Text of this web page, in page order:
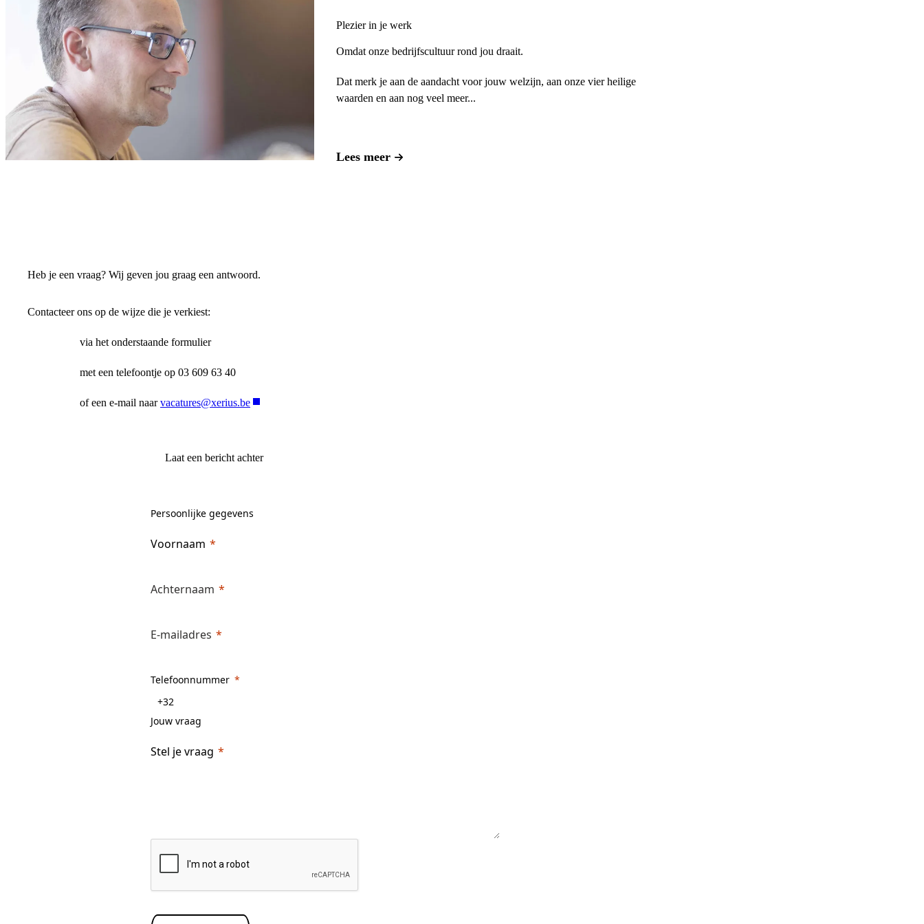
Plezier in je werk
Omdat onze bedrijfscultuur rond jou draait.
Dat merk je aan de aandacht voor jouw welzijn, aan onze vier heilige
waarden en aan nog veel meer...
Lees meer
Heb je een vraag? Wij geven jou graag een antwoord.
Contacteer ons op de wijze die je verkiest:
via het onderstaande formulier
met een telefoontje op 03 609 63 40
of een e-mail naarvacatures@xerius.be
Laat een bericht achter
Persoonlijke gegevens
Voornaam
Achternaam
E-mailadres
Telefoonnummer
Jouw vraag
Stel je vraag